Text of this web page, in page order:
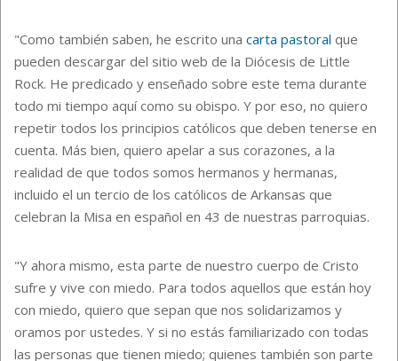
"Como también saben, he escrito una carta pastoral que
pueden descargar del sitio web de la Diócesis de Little
Rock. He predicado y enseñado sobre este tema durante
todo mi tiempo aquí como su obispo. Y por eso, no quiero
repetir todos los principios católicos que deben tenerse en
cuenta. Más bien, quiero apelar a sus corazones, a la
realidad de que todos somos hermanos y hermanas,
incluido el un tercio de los católicos de Arkansas que
celebran la Misa en español en 43 de nuestras parroquias.
"Y ahora mismo, esta parte de nuestro cuerpo de Cristo
sufre y vive con miedo. Para todos aquellos que están hoy
con miedo, quiero que sepan que nos solidarizamos y
oramos por ustedes. Y si no estás familiarizado con todas
las personas que tienen miedo; quienes también son parte